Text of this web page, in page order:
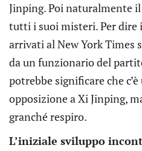
Jinping. Poi naturalmente
tutti i suoi misteri. Per dire
arrivati al New York Times
da un funzionario del
potrebbe significare che
opposizione a Xi Jinping,
granché respiro.
L’iniziale sviluppo